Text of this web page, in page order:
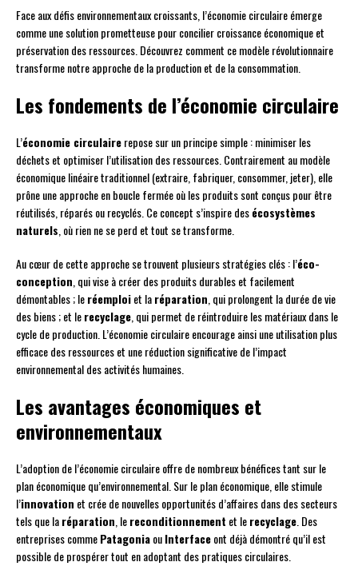
Face aux défis environnementaux croissants, l’économie circulaire émerge
comme une solution prometteuse pour concilier croissance économique et
préservation des ressources. Découvrez comment ce modèle révolutionnaire
transforme notre approche de la production et de la consommation.
Les fondements de l’économie circulaire
L’économie circulairerepose sur un principe simple : minimiser les
déchets et optimiser l’utilisation des ressources. Contrairement au modèle
économique linéaire traditionnel (extraire, fabriquer, consommer, jeter), elle
prône une approche en boucle fermée où les produits sont conçus pour être
réutilisés, réparés ou recyclés. Ce concept s’inspire desécosystèmes
naturels, où rien ne se perd et tout se transforme.
Au cœur de cette approche se trouvent plusieurs stratégies clés : l’éco-
conception, qui vise à créer des produits durables et facilement
démontables ; leréemploiet laréparation, qui prolongent la durée de vie
des biens ; et lerecyclage, qui permet de réintroduire les matériaux dans le
cycle de production. L’économie circulaire encourage ainsi une utilisation plus
efficace des ressources et une réduction significative de l’impact
environnemental des activités humaines.
Les avantages économiques et
environnementaux
L’adoption de l’économie circulaire offre de nombreux bénéfices tant sur le
plan économique qu’environnemental. Sur le plan économique, elle stimule
l’innovation et crée de nouvelles opportunités d’affaires dans des secteurs
tels que laréparation, lereconditionnement et lerecyclage. Des
entreprises commePatagoniaouInterfaceont déjà démontré qu’il est
possible de prospérer tout en adoptant des pratiques circulaires.